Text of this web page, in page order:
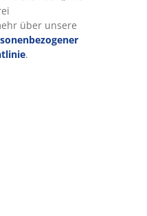
teilen wir deine
(z. B. Google,
und statische Anzeigen